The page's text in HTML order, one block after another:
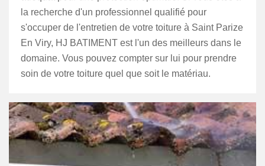
la recherche d'un professionnel qualifié pour
s'occuper de l'entretien de votre toiture à Saint Parize
En Viry, HJ BATIMENT est l'un des meilleurs dans le
domaine. Vous pouvez compter sur lui pour prendre
soin de votre toiture quel que soit le matériau.